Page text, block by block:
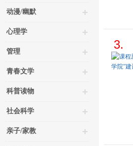
动漫/幽默
心理学
管理
青春文学
科普读物
社会科学
亲子/家教
3.